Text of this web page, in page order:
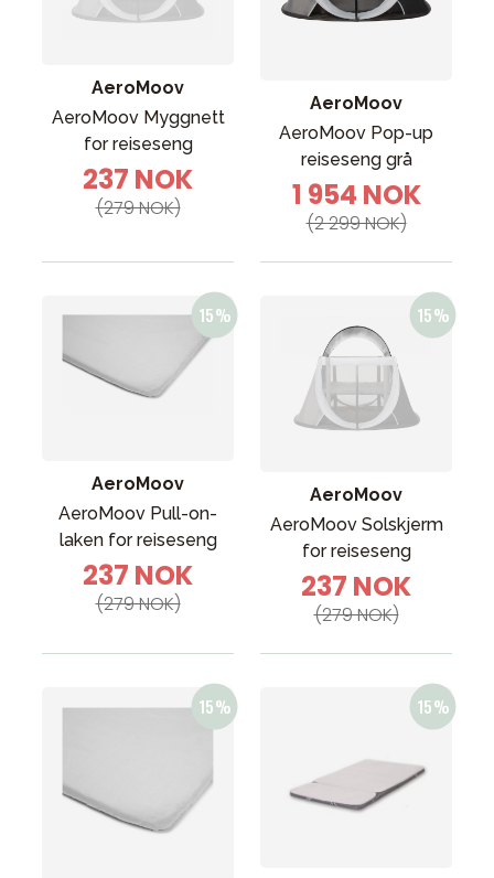
AeroMoov
AeroMoov Myggnett
for reiseseng
237 NOK
(279 NOK)
AeroMoov
AeroMoov Pop-up
reiseseng grå
1 954 NOK
(2 299 NOK)
AeroMoov
AeroMoov Pull-on-
laken for reiseseng
237 NOK
(279 NOK)
AeroMoov
AeroMoov Solskjerm
for reiseseng
237 NOK
(279 NOK)